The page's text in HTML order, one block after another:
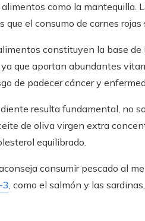
como la mantequilla.
que el consumo de carnes
constituyen la base
que aportan abundantes
de padecer cáncer y
resulta fundamental, no
de oliva virgen extra
equilibrado.
consumir pescado al
3, como el salmón y las